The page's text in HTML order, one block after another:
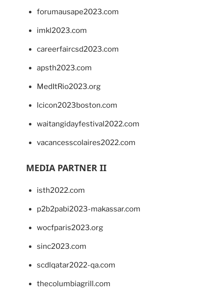
forumausape2023.com
imkl2023.com
careerfaircsd2023.com
apsth2023.com
MedItRio2023.org
lcicon2023boston.com
waitangidayfestival2022.com
vacancesscolaires2022.com
MEDIA PARTNER II
isth2022.com
p2b2pabi2023-makassar.com
wocfparis2023.org
sinc2023.com
scdlqatar2022-qa.com
thecolumbiagrill.com